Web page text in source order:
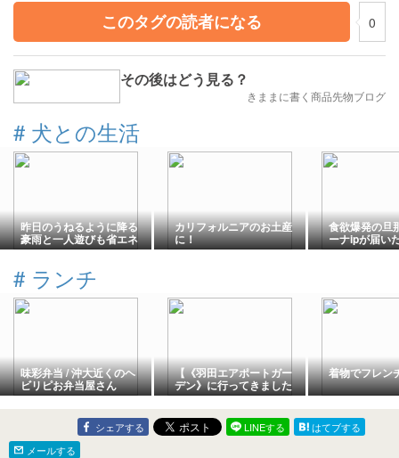
このタグの読者になる
0
その後はどう見る？
きままに書く商品先物ブログ
# 犬との生活
昨日のうねるように降る
豪雨と一人遊びも省エネ
モードの茶ーちゃん
カリフォルニアのお土産
に！
食欲爆発の旦
ーナipが届い
# ランチ
味彩弁当 / 沖大近くのヘ
ビリピお弁当屋さん
【《羽田エアポートガー
デン》に行ってきました
★《しんぱち食堂》で昼
飲み★≪ご当地アイス自
販機へ大集合≫★夕食は
『ミックスピザ』】
着物でフレン
シェアする LINEする
はてブする
メールする